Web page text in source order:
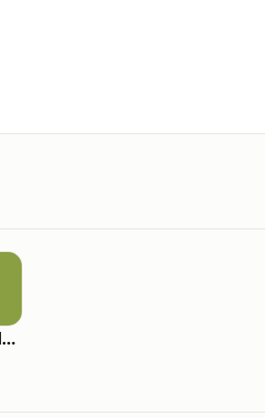
RockStar Marina Alta Dénia